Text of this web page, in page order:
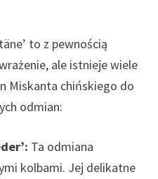
to z pewnością
ale istnieje wiele
Miskanta chińskiego do
odmian:
Ta odmiana
kolbami. Jej delikatne